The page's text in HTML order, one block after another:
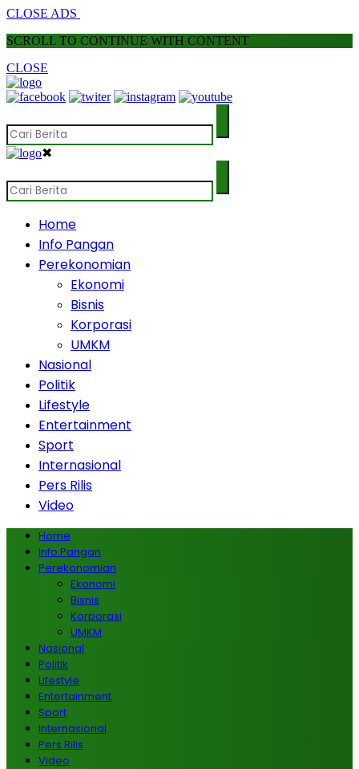
CLOSE ADS
SCROLL TO CONTINUE WITH CONTENT
CLOSE
✖
Home
Info Pangan
Perekonomian
Ekonomi
Bisnis
Korporasi
UMKM
Nasional
Politik
Lifestyle
Entertainment
Sport
Internasional
Pers Rilis
Video
Home
Info Pangan
Perekonomian
Ekonomi
Bisnis
Korporasi
UMKM
Nasional
Politik
Lifestyle
Entertainment
Sport
Internasional
Pers Rilis
Video